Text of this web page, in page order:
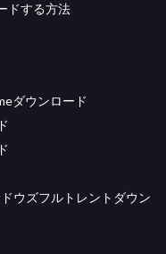
ドする方法
ダウンロード
ウズフルトレントダウン